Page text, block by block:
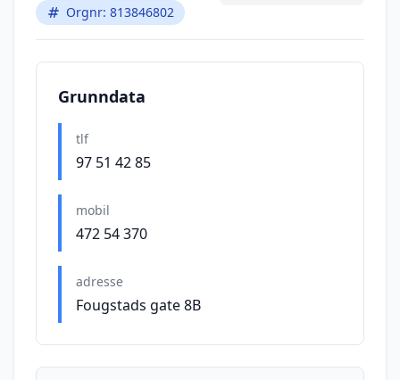
Orgnr: 813846802
Grunndata
tlf
97 51 42 85
mobil
472 54 370
adresse
Fougstads gate 8B